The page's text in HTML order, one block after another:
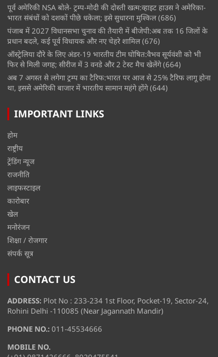
पूर्व अमेरिकी NSA बोले- ट्रम्प-मोदी की दोस्ती खत्म:व्हाइट हाउस ने अमेरिका-
भारत संबंधों को दशकों पीछे धकेला; इसे सुधारना मुश्किल (686)
पंजाब में 2027 विधानसभा चुनाव की तैयारी में बीजेपी:अब तक 16 जिलों के
प्रधान बदले, कई पूर्व विधायक और नए चेहरे शामिल (676)
ऑस्ट्रेलिया दौरे के लिए अंडर-19 भारतीय टीम घोषित:वैभव सूर्यवंशी को भी
फिर से मिली जगह; सीरीज में 3 वनडे और 2 टेस्ट मैच खेलेंगे (664)
अब 7 अगस्त से लगेगा ट्रम्प का टैरिफ:भारत पर आज से 25% टैरिफ लागू होना
था, इससे अमेरिकी बाजार में भारतीय सामान महंगे होंगे (644)
IMPORTANT LINKS
होम
राष्ट्रीय
ट्रेंडिंग न्यूज
राजनीति
लाइफस्टाइल
कारोबार
खेल
मनोरंजन
शिक्षा / रोजगार
संपर्क सूत्र
CONTACT US
ADDRESS: Plot No : 233-234 1st Floor, Pocket-19, Sector-24,
Rohini Delhi -110085 (Near Jagannath Mandir)
PHONE NO.: 011-45534666
MOBILE NO.